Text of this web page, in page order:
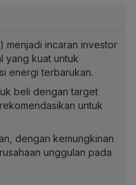
menjadi incaran investor
yang kuat untuk
energi terbarukan.
beli dengan target
untuk
dengan kemungkinan
unggulan pada